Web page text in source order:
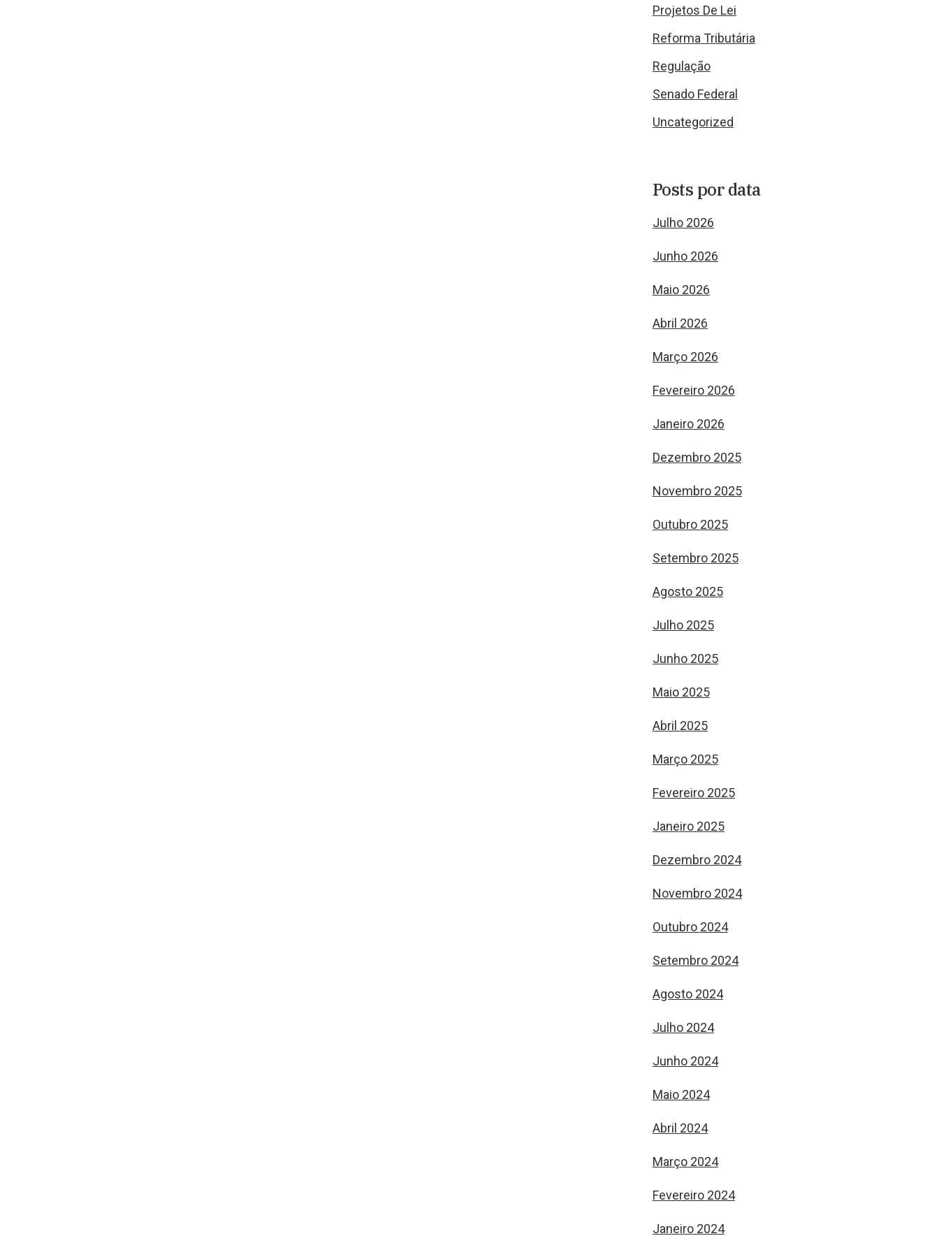
Projetos De Lei
Reforma Tributária
Regulação
Senado Federal
Uncategorized
Posts por data
Julho 2026
Junho 2026
Maio 2026
Abril 2026
Março 2026
Fevereiro 2026
Janeiro 2026
Dezembro 2025
Novembro 2025
Outubro 2025
Setembro 2025
Agosto 2025
Julho 2025
Junho 2025
Maio 2025
Abril 2025
Março 2025
Fevereiro 2025
Janeiro 2025
Dezembro 2024
Novembro 2024
Outubro 2024
Setembro 2024
Agosto 2024
Julho 2024
Junho 2024
Maio 2024
Abril 2024
Março 2024
Fevereiro 2024
Janeiro 2024